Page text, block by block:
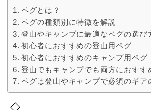
ペグとは？
ペグの種類別に特徴を解説
登山やキャンプに最適なペグの選び
初心者におすすめの登山用ペグ
初心者におすすめのキャンプ用ペグ
登山でもキャンプでも両方におすす
ペグは登山やキャンプで必須のギア